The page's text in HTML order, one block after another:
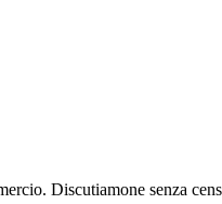
Discutiamone senza